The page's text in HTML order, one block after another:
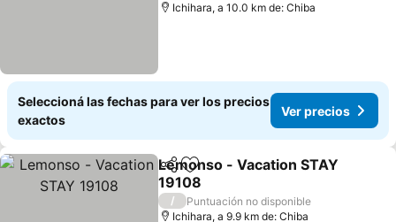
Ichihara, a 10.0 km de: Chiba
Seleccioná las fechas para ver los precios
exactos
Ver precios
CompartirAñadir a favoritos
Lemonso - Vacation STAY
19108
/
Puntuación no disponible
Ichihara, a 9.9 km de: Chiba